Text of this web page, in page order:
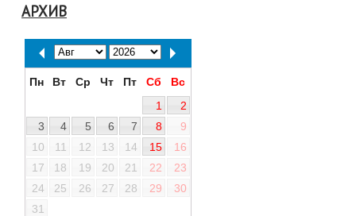
АРХИВ
Пн Вт Ср Чт Пт Сб
Вс
1
2
3
4 5 6 7 8
9
10
11 12 13 14 15
16
17
18 19 20 21 22
23
24
25 26 27 28 29
30
31